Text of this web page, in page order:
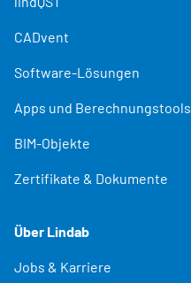
CADvent
Software-Lösungen
Apps und Berechnungstools
BIM-Objekte
Zertifikate & Dokumente
Über Lindab
Jobs & Karriere